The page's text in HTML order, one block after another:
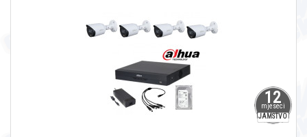
12
mjeseci
JAMSTVO